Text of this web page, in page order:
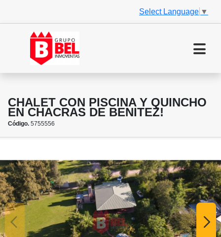
Select Language ▼
CHALET CON PISCINA Y QUINCHO
EN CHACRAS DE BENITEZ!
Código. 5755556